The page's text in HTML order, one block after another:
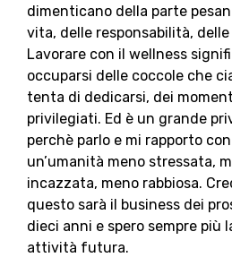
dimenticano della parte
vita, delle responsabilità,
Lavorare con il wellness
occuparsi delle coccole che
tenta di dedicarsi, dei
privilegiati. Ed è un grande
perchè parlo e mi rapporto con
un’umanità meno stressata,
incazzata, meno rabbiosa.
questo sarà il business dei
dieci anni e spero sempre più
attività futura.